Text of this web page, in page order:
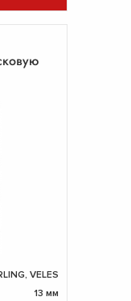
VELES
13 мм